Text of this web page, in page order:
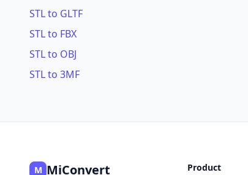
STL to GLTF
STL to FBX
STL to OBJ
STL to 3MF
M MiConvert Product